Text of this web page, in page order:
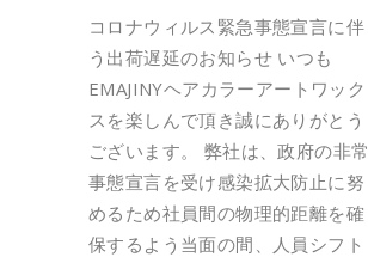
コロナウィルス緊急事態宣言に伴
う出荷遅延のお知らせ いつも
EMAJINYヘアカラーアートワック
スを楽しんで頂き誠にありがとう
ございます。 弊社は、政府の非常
事態宣言を受け感染拡大防止に努
めるため社員間の物理的距離を確
保するよう当面の間、人員シフト